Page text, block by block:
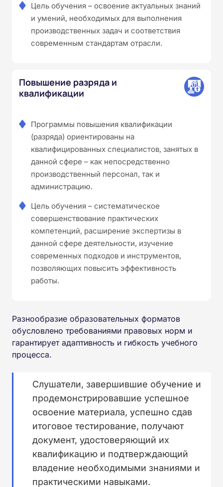
Цель обучения – освоение актуальных знаний
и умений, необходимых для выполнения
производственных задач и соответствия
современным стандартам отрасли.
Повышение разряда и
квалификации
Программы повышения квалификации
(разряда) ориентированы на
квалифицированных специалистов, занятых в
данной сфере – как непосредственно
производственный персонал, так и
администрацию.
Цель обучения – систематическое
совершенствование практических
компетенций, расширение экспертизы в
данной сфере деятельности, изучение
современных подходов и инструментов,
позволяющих повысить эффективность
работы.
Разнообразие образовательных форматов
обусловлено требованиями правовых норм и
гарантирует адаптивность и гибкость учебного
процесса.
Слушатели, завершившие обучение и
продемонстрировавшие успешное
освоение материала, успешно сдав
итоговое тестирование, получают
документ, удостоверяющий их
квалификацию и подтверждающий
владение необходимыми знаниями и
практическими навыками.